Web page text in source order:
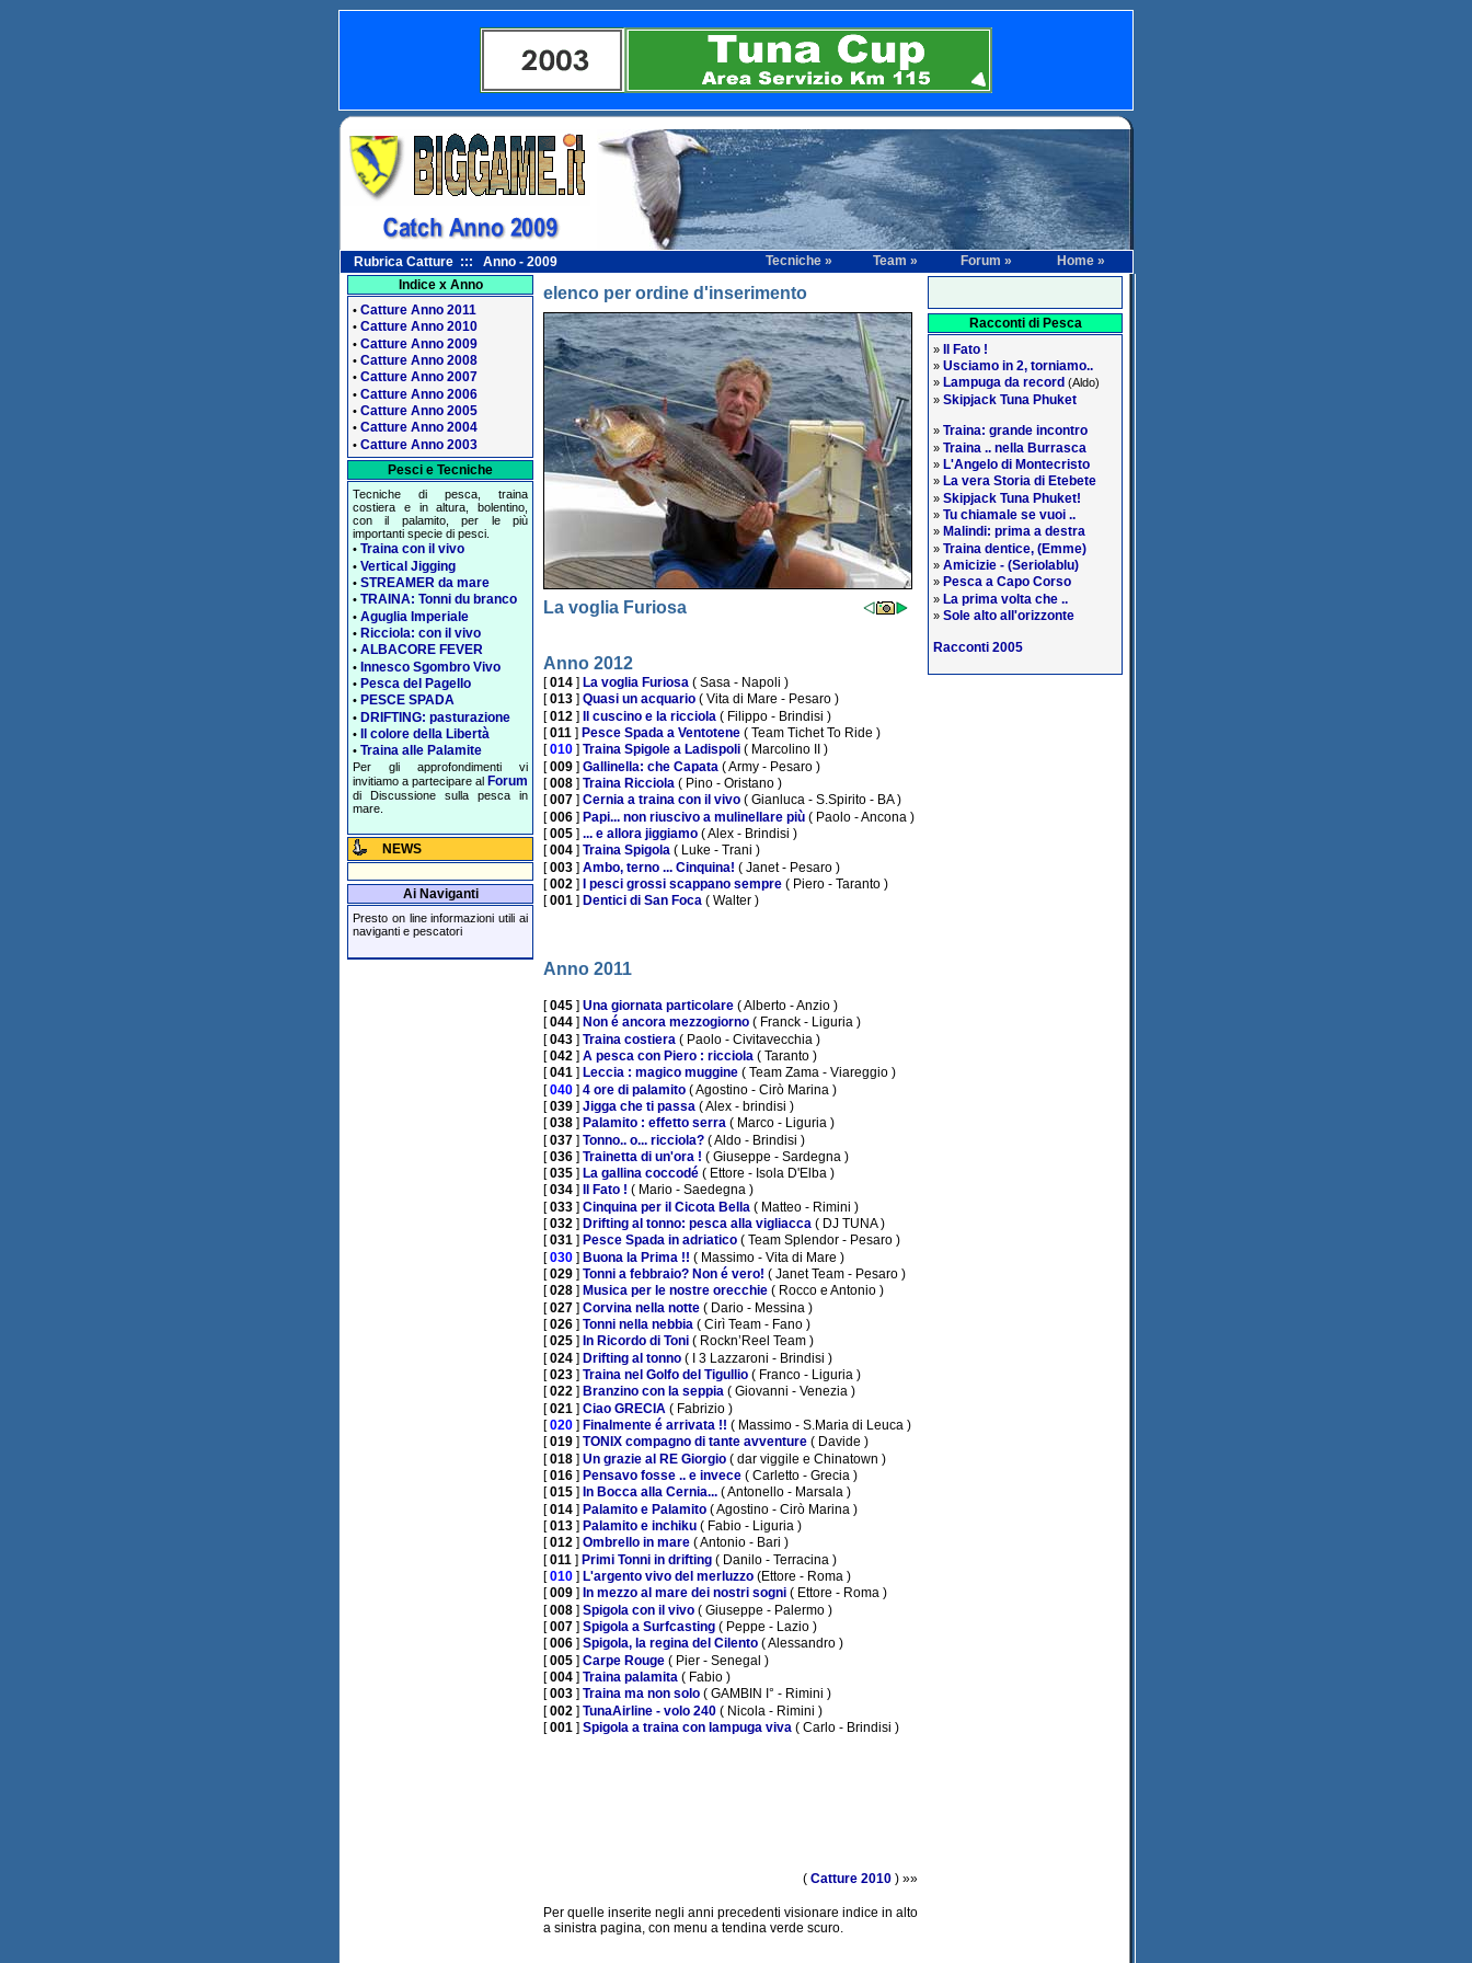
Rubrica Catture ::: Anno - 2009 Tecniche » Team » Forum »
Home »
Indice x Anno
• Catture Anno 2011
• Catture Anno 2010
• Catture Anno 2009
• Catture Anno 2008
• Catture Anno 2007
• Catture Anno 2006
• Catture Anno 2005
• Catture Anno 2004
• Catture Anno 2003
Pesci e Tecniche
Tecniche di pesca, traina
costiera e in altura, bolentino,
con il palamito, per le più
importanti specie di pesci.
• Traina con il vivo
• Vertical Jigging
• STREAMER da mare
• TRAINA: Tonni du branco
• Aguglia Imperiale
• Ricciola: con il vivo
• ALBACORE FEVER
• Innesco Sgombro Vivo
• Pesca del Pagello
• PESCE SPADA
• DRIFTING: pasturazione
• Il colore della Libertà
• Traina alle Palamite
Per gli approfondimenti vi
invitiamo a partecipare al Forum
di Discussione sulla pesca in
mare.
NEWS
Ai Naviganti
Presto on line informazioni utili ai
naviganti e pescatori
elenco per ordine d'inserimento
La voglia Furiosa
Anno 2012
[014 ] La voglia Furiosa ( Sasa - Napoli )
[013 ] Quasi un acquario ( Vita di Mare - Pesaro )
[012 ] Il cuscino e la ricciola ( Filippo - Brindisi )
[011 ] Pesce Spada a Ventotene ( Team Tichet To Ride )
[010 ] Traina Spigole a Ladispoli ( Marcolino II )
[009 ] Gallinella: che Capata ( Army - Pesaro )
[008 ] Traina Ricciola ( Pino - Oristano )
[007 ] Cernia a traina con il vivo ( Gianluca - S.Spirito - BA )
[006 ] Papi... non riuscivo a mulinellare più ( Paolo - Ancona )
[005 ] ... e allora jiggiamo ( Alex - Brindisi )
[004 ] Traina Spigola ( Luke - Trani )
[003 ] Ambo, terno ... Cinquina! ( Janet - Pesaro )
[002 ] I pesci grossi scappano sempre ( Piero - Taranto )
[001 ] Dentici di San Foca ( Walter )
Anno 2011
[045 ] Una giornata particolare ( Alberto - Anzio )
[044 ] Non é ancora mezzogiorno ( Franck - Liguria )
[043 ] Traina costiera ( Paolo - Civitavecchia )
[042 ] A pesca con Piero : ricciola ( Taranto )
[041 ] Leccia : magico muggine ( Team Zama - Viareggio )
[040 ] 4 ore di palamito ( Agostino - Cirò Marina )
[039 ] Jigga che ti passa ( Alex - brindisi )
[038 ] Palamito : effetto serra ( Marco - Liguria )
[037 ] Tonno.. o... ricciola? ( Aldo - Brindisi )
[036 ] Trainetta di un'ora ! ( Giuseppe - Sardegna )
[035 ] La gallina coccodé ( Ettore - Isola D'Elba )
[034 ] Il Fato ! ( Mario - Saedegna )
[033 ] Cinquina per il Cicota Bella ( Matteo - Rimini )
[032 ] Drifting al tonno: pesca alla vigliacca ( DJ TUNA )
[031 ] Pesce Spada in adriatico ( Team Splendor - Pesaro )
[030 ] Buona la Prima !! ( Massimo - Vita di Mare )
[029 ] Tonni a febbraio? Non é vero! ( Janet Team - Pesaro )
[028 ] Musica per le nostre orecchie ( Rocco e Antonio )
[027 ] Corvina nella notte ( Dario - Messina )
[026 ] Tonni nella nebbia ( Cirì Team - Fano )
[025 ] In Ricordo di Toni ( Rockn’Reel Team )
[024 ] Drifting al tonno ( I 3 Lazzaroni - Brindisi )
[023 ] Traina nel Golfo del Tigullio ( Franco - Liguria )
[022 ] Branzino con la seppia ( Giovanni - Venezia )
[021 ] Ciao GRECIA ( Fabrizio )
[020 ] Finalmente é arrivata !! ( Massimo - S.Maria di Leuca )
[019 ] TONIX compagno di tante avventure ( Davide )
[018 ] Un grazie al RE Giorgio ( dar viggile e Chinatown )
[016 ] Pensavo fosse .. e invece ( Carletto - Grecia )
[015 ] In Bocca alla Cernia... ( Antonello - Marsala )
[014 ] Palamito e Palamito ( Agostino - Cirò Marina )
[013 ] Palamito e inchiku ( Fabio - Liguria )
[012 ] Ombrello in mare ( Antonio - Bari )
[011 ] Primi Tonni in drifting ( Danilo - Terracina )
[010 ] L'argento vivo del merluzzo (Ettore - Roma )
[009 ] In mezzo al mare dei nostri sogni ( Ettore - Roma )
[008 ] Spigola con il vivo ( Giuseppe - Palermo )
[007 ] Spigola a Surfcasting ( Peppe - Lazio )
[006 ] Spigola, la regina del Cilento ( Alessandro )
[005 ] Carpe Rouge ( Pier - Senegal )
[004 ] Traina palamita ( Fabio )
[003 ] Traina ma non solo ( GAMBIN I° - Rimini )
[002 ] TunaAirline - volo 240 ( Nicola - Rimini )
[001 ] Spigola a traina con lampuga viva ( Carlo - Brindisi )
( Catture 2010 ) »»
Per quelle inserite negli anni precedenti visionare indice in alto
a sinistra pagina, con menu a tendina verde scuro.
Racconti di Pesca
» Il Fato !
» Usciamo in 2, torniamo..
» Lampuga da record (Aldo)
» Skipjack Tuna Phuket
» Traina: grande incontro
» Traina .. nella Burrasca
» L'Angelo di Montecristo
» La vera Storia di Etebete
» Skipjack Tuna Phuket!
» Tu chiamale se vuoi ..
» Malindi: prima a destra
» Traina dentice, (Emme)
» Amicizie - (Seriolablu)
» Pesca a Capo Corso
» La prima volta che ..
» Sole alto all'orizzonte
Racconti 2005